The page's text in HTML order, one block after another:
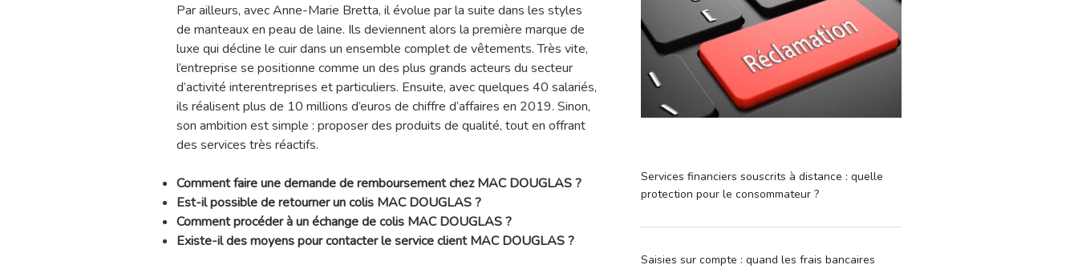
Par ailleurs, avec Anne-Marie Bretta, il évolue par la suite dans les styles
de manteaux en peau de laine. Ils deviennent alors la première marque de
luxe qui décline le cuir dans un ensemble complet de vêtements. Très vite,
l’entreprise se positionne comme un des plus grands acteurs du secteur
d’activité interentreprises et particuliers. Ensuite, avec quelques 40 salariés,
ils réalisent plus de 10 millions d’euros de chiffre d’affaires en 2019. Sinon,
son ambition est simple : proposer des produits de qualité, tout en offrant
des services très réactifs.
Comment faire une demande de remboursement chez MAC DOUGLAS ?
Est-il possible de retourner un colis MAC DOUGLAS ?
Comment procéder à un échange de colis MAC DOUGLAS ?
Existe-il des moyens pour contacter le service client MAC DOUGLAS ?
Services financiers souscrits à distance : quelle
protection pour le consommateur ?
Saisies sur compte : quand les frais bancaires